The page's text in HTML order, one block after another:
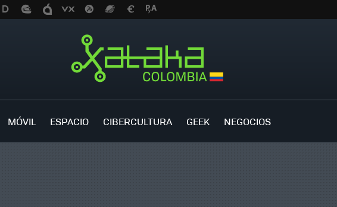
MÓVIL ESPACIO CIBERCULTURA GEEK NEGOCIOS